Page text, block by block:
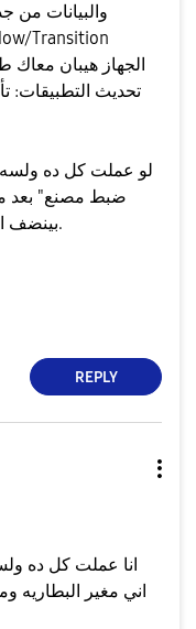
تحديث التطبيقات:
​لو عملت كل ده ولسه
ضبط مصنع" بعد ما
بينضف السوفت وير تماماً من أي ملفات تالفة.
REPLY
انا عملت كل ده